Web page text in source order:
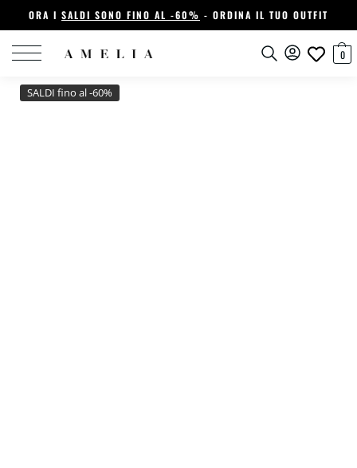
ORA I SALDI SONO FINO AL -60% - ORDINA IL TUO OUTFIT
0
SALDI fino al -60%